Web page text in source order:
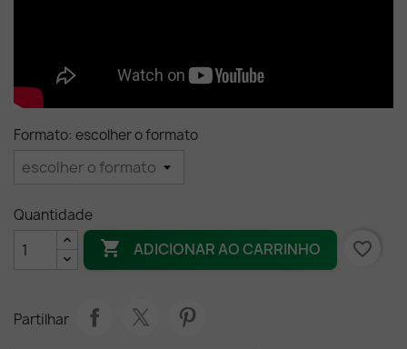
Formato: escolher o formato
Quantidade
 ADICIONAR AO CARRINHO favorite_border
Partilhar